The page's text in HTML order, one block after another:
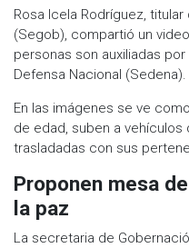
Rosa Icela Rodríguez,
(Segob), compartió un
personas son auxiliadas
Defensa Nacional (Sedena).
En las imágenes se ve
de edad, suben a vehículos
trasladadas con sus
Proponen mesa
la paz
La secretaria de